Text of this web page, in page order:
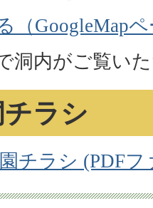
（GoogleMap
洞内がご覧い
ラシ
チラシ (PDF